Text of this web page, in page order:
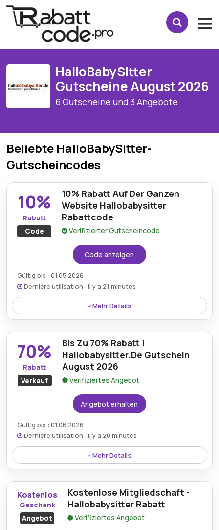
HalloBabySitter
Gutscheine August 2026
6 Gutscheine und 3 Angebote
Beliebte HalloBabySitter-
Gutscheincodes
10%
Rabatt
Code
10% Rabatt Auf Der Ganzen
Website Hallobabysitter
Rabattcode
Verifizierter Gutscheincode
Code anzeigen
Gültig bis : 01.05.2026
Dernière utilisation : il y a 21 minutes
Mehr Details
Ein großzügiger Rabatt von 10% ist auf alle Produkte
bei HalloBabySitter verfügbar, sodass Kunden mit
diesem Code wertvolle Ersparnisse auf der
gesamten Website genießen können.
70%
Rabatt
Verkauf
Bis Zu 70% Rabatt |
Hallobabysitter.De Gutschein
August 2026
Verifiziertes Angebot
Angebot erhalten
Gültig bis : 01.06.2026
Dernière utilisation : il y a 20 minutes
Mehr Details
Käufer können bis zu 70% Rabatt auf ausgewählte
Dienstleistungen erhalten, wenn sie einen
Hallobabysitter.de-Gutschein für
außergewöhnlichen Wert verwenden.
Kostenlos
Geschenk
Angebot
Kostenlose Mitgliedschaft -
Hallobabysitter Rabatt
Verifiziertes Angebot